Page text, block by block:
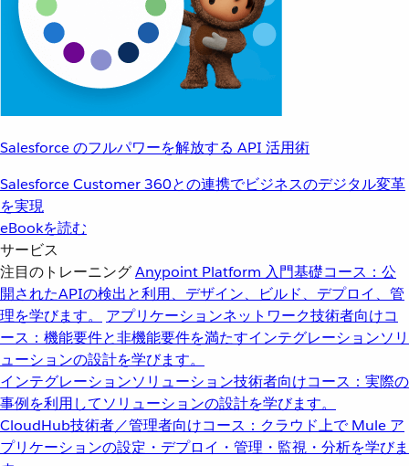
Salesforce のフルパワーを解放する API 活用術
Salesforce Customer 360との連携でビジネスのデジタル変革
を実現
eBookを読む
サービス
注目のトレーニングAnypoint Platform 入門基礎コース：公
開されたAPIの検出と利用、デザイン、ビルド、デプロイ、管
理を学びます。
アプリケーションネットワーク技術者向けコ
ース：機能要件と非機能要件を満たすインテグレーションソリ
ューションの設計を学びます。
インテグレーションソリューション技術者向けコース：実際の
事例を利用してソリューションの設計を学びます。
CloudHub技術者／管理者向けコース：クラウド上で Mule ア
プリケーションの設定・デプロイ・管理・監視・分析を学びま